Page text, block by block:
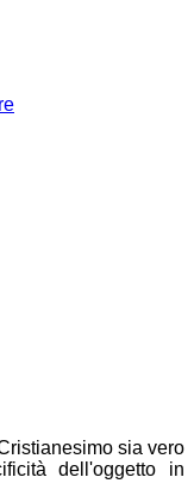
sia vero
dell'oggetto in